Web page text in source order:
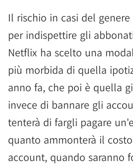
Il rischio in casi del
per indispettire gli
Netflix ha scelto una
più morbida di quella
anno fa, che poi è quella
invece di bannare gli
tenterà di fargli pagare
quanto ammonterà il
account, quando saranno